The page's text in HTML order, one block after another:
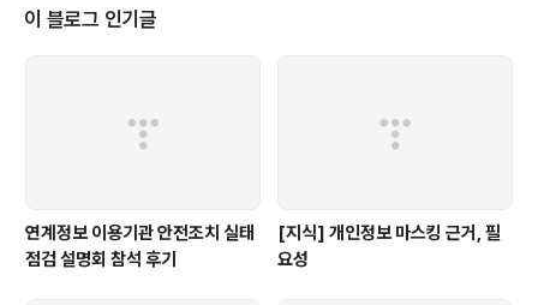
는 개인정보의 처리와 보호에 관한 사안을 독립적으로 수
행하기 위해 설립된 합의제 중앙행정기관입니다.www.pri
이 블로그 인기글
연계정보 이용기관 안전조치 실태
점검 설명회 참석 후기
[지식] 개인정보 마스킹 근거, 필
요성